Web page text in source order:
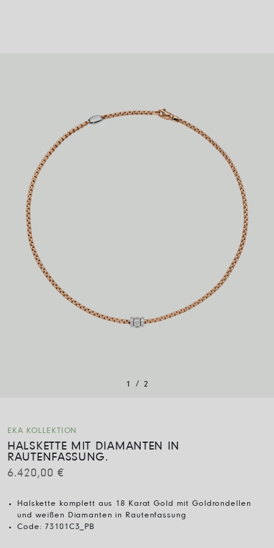
1 / 2
EKA KOLLEKTION
HALSKETTE MIT DIAMANTEN IN
RAUTENFASSUNG.
6.420,00€
Halskette komplett aus 18 Karat Gold mit Goldrondellen
und weißen Diamanten in Rautenfassung
Code: 73101C3_PB